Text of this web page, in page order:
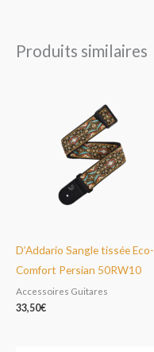
Produits similaires
D’Addario Sangle tissée Eco-
Comfort Persian 50RW10
Accessoires Guitares
33,50€